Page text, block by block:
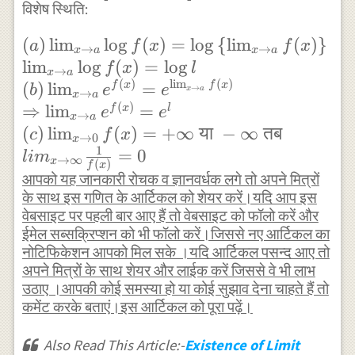
f(x)=k \lim _{x \rightarrow a}
f(x) \\ \Rightarrow \lim _{x
\rightarrow a} k f(x)=k l ,\text
{ जहां k अचर है }\\ \text {
(vi)मापांक नियम } \\ \lim _{x
\rightarrow a}|f(x)|=\left|\lim
_{x \rightarrow a} f(x)\right|
\\ \lim _{x \rightarrow
a}|f(x)|=|l| \\ \text { (vii)घात
नियम } \\ \Rightarrow \lim _{x
\rightarrow a}\left[\
{f(x)\}^{g(x)}\right]=\left[\lim
_{x \rightarrow a} f(x)
\right]^{\lim _{x \rightarrow
a} g(x)} \\ \Rightarrow \lim
_{x \rightarrow a}\left[\
विशेष स्थिति:
(a) \lim _{x
\rightarrow a}
\log f(x)=\log
\left\{\lim _{x
\rightarrow a}
f(x)\right\} \\
\lim _{x
\rightarrow a}
\log f(x)=\log l
\\ (b) \lim _{x
\rightarrow a}
e^{f(x)}=e^{\lim
_{x \rightarrow
\Rightarrow \lim
(a) limx→a log f (x) = log {limx→a f (x)}
limx→a log f (x) = log l
(b) limx→a e f (x) = elimx→a f (x)
⇒ limx→a e f (x) = el
(c) limx→0 f (x) = +∞ या − ∞ तब
limx→∞ f (x)
1 = 0
आपको यह जानकारी रोचक व ज्ञानवर्धक लगे तो अपने मित्रों
के साथ इस गणित के आर्टिकल को शेयर करें।यदि आप इस
वेबसाइट पर पहली बार आए हैं तो वेबसाइट को फॉलो करें और
ईमेल सब्सक्रिप्शन को भी फॉलो करें।जिससे नए आर्टिकल का
नोटिफिकेशन आपको मिल सके ।यदि आर्टिकल पसन्द आए तो
अपने मित्रों के साथ शेयर और लाईक करें जिससे वे भी लाभ
उठाए ।आपकी कोई समस्या हो या कोई सुझाव देना चाहते हैं तो
कमेंट करके बताएं।इस आर्टिकल को पूरा पढ़ें।
Also Read This Article:-Existence of Limit